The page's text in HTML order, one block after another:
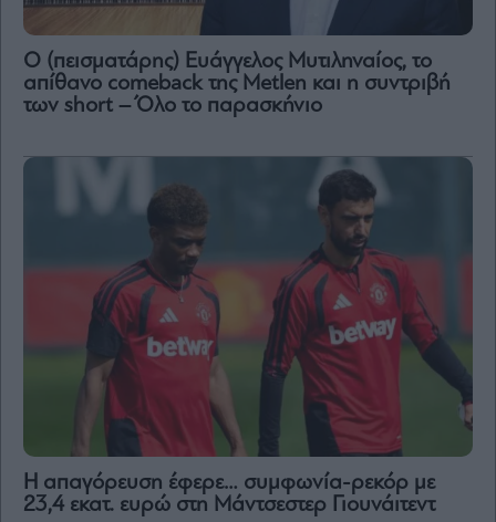
Ο (πεισματάρης) Ευάγγελος Μυτιληναίος, το
απίθανο comeback της Μetlen και η συντριβή
των short – Όλο το παρασκήνιο
Η απαγόρευση έφερε… συμφωνία-ρεκόρ με
23,4 εκατ. ευρώ στη Μάντσεστερ Γιουνάιτεντ